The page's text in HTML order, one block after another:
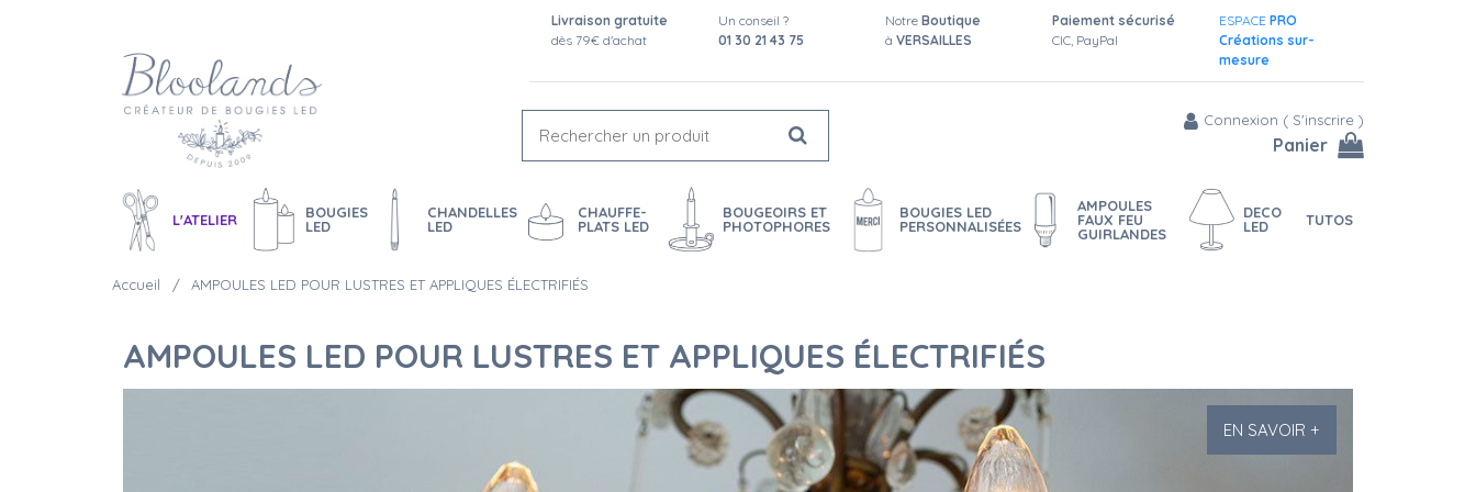
Livraison gratuite
dès 79€ d'achat
Un conseil ?
01 30 21 43 75
Notre Boutique
à VERSAILLES
Paiement sécurisé
CIC, PayPal
ESPACE PRO
Créations sur-
mesure
Connexion ( S'inscrire )
Panier
L'ATELIER
BOUGIES
LED
CHANDELLES
LED
CHAUFFE-
PLATS LED
BOUGEOIRS ET
PHOTOPHORES
BOUGIES LED
PERSONNALISÉES
AMPOULES
FAUX FEU
GUIRLANDES
DECO
LED
TUTOS
Accueil AMPOULES LED POUR LUSTRES ET APPLIQUES ÉLECTRIFIÉS
AMPOULES LED POUR LUSTRES ET APPLIQUES ÉLECTRIFIÉS
EN SAVOIR +